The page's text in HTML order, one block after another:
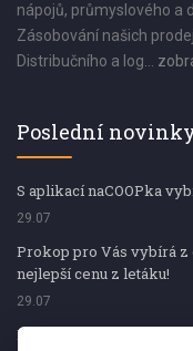
nápojů, průmyslového a
Zásobování našich
Distribučního a log...
Poslední
S aplikací naCOOPka
29.07
Prokop pro Vás vybírá z
nejlepší cenu z letáku!
29.07
Prokop pro Vás vybírá z